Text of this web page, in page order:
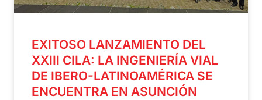
EXITOSO LANZAMIENTO DEL
XXIII CILA: LA INGENIERÍA VIAL
DE IBERO-LATINOAMÉRICA SE
ENCUENTRA EN ASUNCIÓN